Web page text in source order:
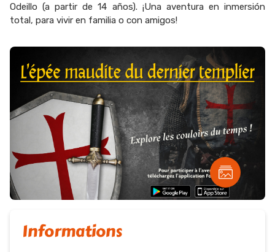
Odeillo (a partir de 14 años). ¡Una aventura en inmersión
total, para vivir en familia o con amigos!
Informations